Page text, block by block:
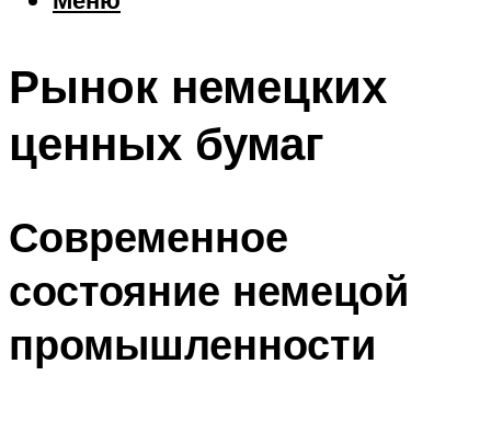
Шоппинг
Что посетить
Рынок немецких
ценных бумаг
Современное
состояние немецой
промышленности